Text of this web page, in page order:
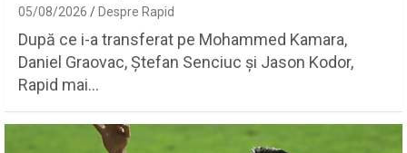
05/08/2026 Despre Rapid
După ce i-a transferat pe Mohammed Kamara,
Daniel Graovac, Ștefan Senciuc și Jason Kodor,
Rapid mai…